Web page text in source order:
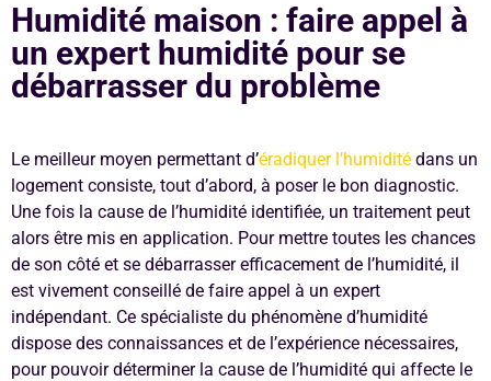
Humidité maison : faire appel à
un expert humidité pour se
débarrasser du problème
Le meilleur moyen permettant d’éradiquer l’humidité dans un
logement consiste, tout d’abord, à poser le bon diagnostic.
Une fois la cause de l’humidité identifiée, un traitement peut
alors être mis en application. Pour mettre toutes les chances
de son côté et se débarrasser efficacement de l’humidité, il
est vivement conseillé de faire appel à un expert
indépendant. Ce spécialiste du phénomène d’humidité
dispose des connaissances et de l’expérience nécessaires,
pour pouvoir déterminer la cause de l’humidité qui affecte le